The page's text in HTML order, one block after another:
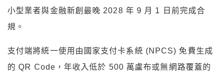
小型業者與金融新創最晚 2028 年 9 月 1 日前完成合
規。
支付端將統一使用由國家支付卡系統 (NPCS) 免費生成
的 QR Code，年收入低於 500 萬盧布或無網路覆蓋的